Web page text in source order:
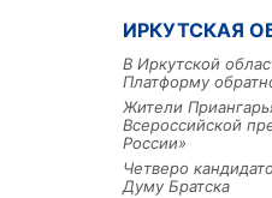
ИРКУТСКАЯ
В Иркутской
Платформу
Жители
Всероссийской
России»
Четверо
Думу Братска